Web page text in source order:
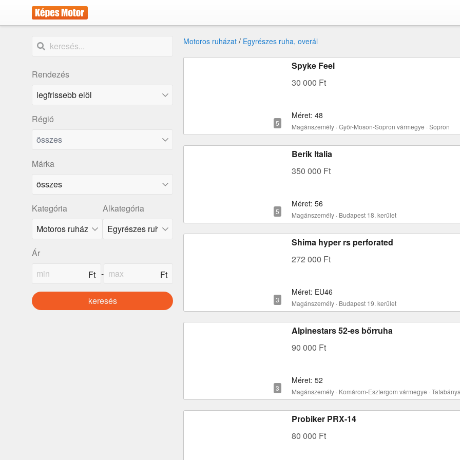
Rendezés
Régió
összes
Márka
összes
Kategória Alkategória
Ár
-
keresés
Motoros ruházat / Egyrészes ruha, overál
Spyke Feel
30 000 Ft
Méret: 48
Magánszemély · Győr-Moson-Sopron vármegye · Sopron
Berik Italia
350 000 Ft
Méret: 56
Magánszemély · Budapest 18. kerület
Shima hyper rs perforated
272 000 Ft
Méret: EU46
Magánszemély · Budapest 19. kerület
Alpinestars 52-es bőrruha
90 000 Ft
Méret: 52
Magánszemély · Komárom-Esztergom vármegye ·
Probiker PRX-14
80 000 Ft